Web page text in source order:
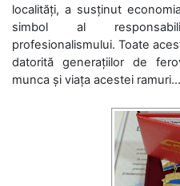
localități, a susținut
simbol al
profesionalismului. Toate
datorită generațiilor de
munca și viața acestei